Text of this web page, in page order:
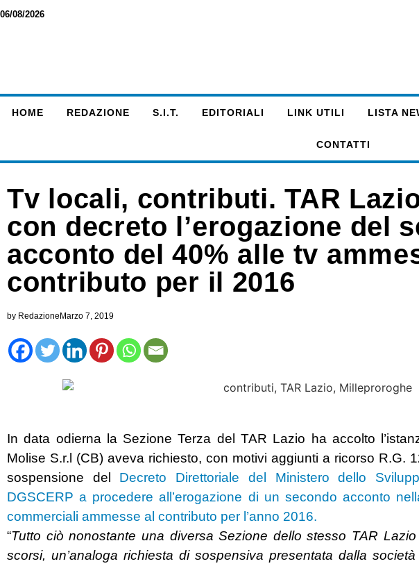
06/08/2026
HOME REDAZIONE S.I.T. EDITORIALI LINK UTILI LISTA
CONTATTI
Tv locali, contributi. TAR
con decreto l’erogazione del
acconto del 40% alle tv
contributo per il 2016
by Redazione Marzo 7, 2019
In data odierna la Sezione Terza del TAR Lazio ha accolto
Molise S.r.l (CB) aveva richiesto, con motivi aggiunti a ricorso R.G.
sospensione del Decreto Direttoriale del Ministero dello
DGSCERP a procedere all’erogazione di un secondo acconto
commerciali ammesse al contributo per l’anno 2016.
“Tutto ciò nonostante una diversa Sezione dello stesso TAR
scorsi, un’analoga richiesta di sospensiva presentata dalla